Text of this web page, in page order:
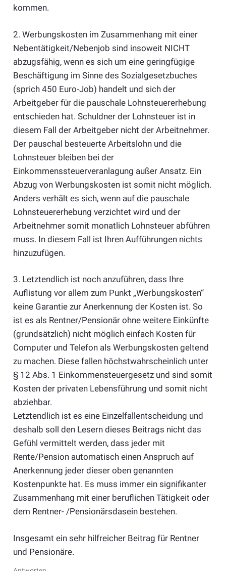
kommen.
2. Werbungskosten im Zusammenhang mit einer
Nebentätigkeit/Nebenjob sind insoweit NICHT
abzugsfähig, wenn es sich um eine geringfügige
Beschäftigung im Sinne des Sozialgesetzbuches
(sprich 450 Euro-Job) handelt und sich der
Arbeitgeber für die pauschale Lohnsteuererhebung
entschieden hat. Schuldner der Lohnsteuer ist in
diesem Fall der Arbeitgeber nicht der Arbeitnehmer.
Der pauschal besteuerte Arbeitslohn und die
Lohnsteuer bleiben bei der
Einkommenssteuerveranlagung außer Ansatz. Ein
Abzug von Werbungskosten ist somit nicht möglich.
Anders verhält es sich, wenn auf die pauschale
Lohnsteuererhebung verzichtet wird und der
Arbeitnehmer somit monatlich Lohnsteuer abführen
muss. In diesem Fall ist Ihren Aufführungen nichts
hinzuzufügen.
3. Letztendlich ist noch anzuführen, dass Ihre
Auflistung vor allem zum Punkt „Werbungskosten“
keine Garantie zur Anerkennung der Kosten ist. So
ist es als Rentner/Pensionär ohne weitere Einkünfte
(grundsätzlich) nicht möglich einfach Kosten für
Computer und Telefon als Werbungskosten geltend
zu machen. Diese fallen höchstwahrscheinlich unter
§ 12 Abs. 1 Einkommensteuergesetz und sind somit
Kosten der privaten Lebensführung und somit nicht
abziehbar.
Letztendlich ist es eine Einzelfallentscheidung und
deshalb soll den Lesern dieses Beitrags nicht das
Gefühl vermittelt werden, dass jeder mit
Rente/Pension automatisch einen Anspruch auf
Anerkennung jeder dieser oben genannten
Kostenpunkte hat. Es muss immer ein signifikanter
Zusammenhang mit einer beruflichen Tätigkeit oder
dem Rentner- /Pensionärsdasein bestehen.
Insgesamt ein sehr hilfreicher Beitrag für Rentner
und Pensionäre.